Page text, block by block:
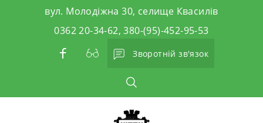
вул. Молодіжна 30, селище Квасилів
0362 20-34-62, 380-(95)-452-95-53
Зворотній зв'язок